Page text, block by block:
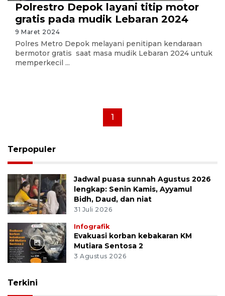
Polrestro Depok layani titip motor
gratis pada mudik Lebaran 2024
9 Maret 2024
Polres Metro Depok melayani penitipan kendaraan
bermotor gratis saat masa mudik Lebaran 2024 untuk
memperkecil ...
1
Terpopuler
Jadwal puasa sunnah Agustus 2026
lengkap: Senin Kamis, Ayyamul
Bidh, Daud, dan niat
31 Juli 2026
Infografik
Evakuasi korban kebakaran KM
Mutiara Sentosa 2
3 Agustus 2026
Terkini